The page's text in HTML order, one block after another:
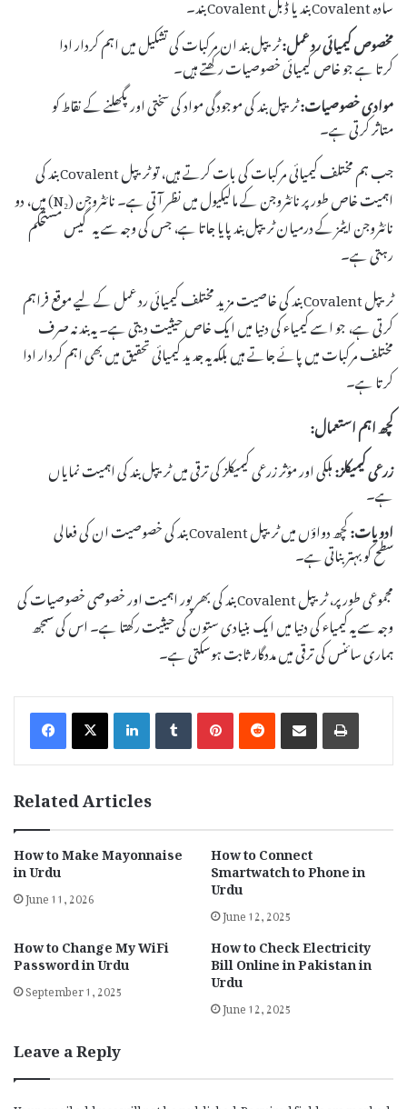
مخصوص کیمیائی رد عمل:ٹریپل بند ان مرکبات کی تشکیل میں اہم کردار ادا
کرتا ہے جو خاص کیمیائی خصوصیات رکھتے ہیں۔
موادی خصوصیات:ٹریپل بند کی موجودگی مواد کی سختی اور پگھلنے کے نقاط کو
متاثر کرتی ہے۔
جب ہم مختلف کیمیائی مرکبات کی بات کرتے ہیں، تو ٹریپل Covalent بند کی
اہمیت خاص طور پر نائٹروجن کے مالیکیول میں نظر آتی ہے۔ نائٹروجن (N₂) میں، دو
نائٹروجن ایٹمز کے درمیان ٹریپل بند پایا جاتا ہے، جس کی وجہ سے یہ گیس مستحکم
رہتی ہے۔
ٹریپل Covalent بند کی خاصیت مزید مختلف کیمیائی رد عمل کے لیے موقع فراہم
کرتی ہے، جو اسے کیمیاء کی دنیا میں ایک خاص حیثیت دیتی ہے۔ یہ بند نہ صرف
مختلف مرکبات میں پائے جاتے ہیں بلکہ یہ جدید کیمیائی تحقیق میں بھی اہم کردار ادا
کرتا ہے۔
کچھ اہم استعمال:
زرعی کیمیکلز:ہلکی اور مؤثر زرعی کیمیکلز کی ترقی میں ٹریپل بند کی اہمیت نمایاں
ہے۔
ادویات:
کچھ دواؤں میں ٹریپل Covalent بند کی خصوصیت ان کی فعالی
سطح کو بہتر بناتی ہے۔
مجموعی طور پر، ٹریپل Covalent بند کی بھرپور اہمیت اور خصوصی خصوصیات کی
وجہ سے یہ کیمیاء کی دنیا میں ایک بنیادی ستون کی حیثیت رکھتا ہے۔ اس کی سمجھ
ہماری سائنس کی ترقی میں مددگار ثابت ہوسکتی ہے۔
LinkedInTumblrPinterestReddit Share via Email Print
Related Articles
How to Make Mayonnaise
in Urdu
June 11, 2026
How to Connect
Smartwatch to Phone in
Urdu
June 12, 2025
How to Change My WiFi
Password in Urdu
September 1, 2025
How to Check Electricity
Bill Online in Pakistan in
Urdu
June 12, 2025
Leave a Reply